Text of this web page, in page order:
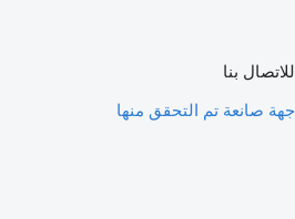
للاتصال بنا
جهة صانعة تم التحقق منها